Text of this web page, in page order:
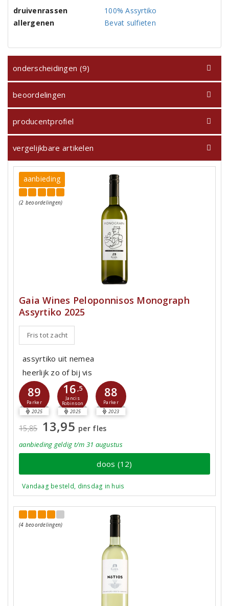
druivenrassen
100% Assyrtiko
allergenen
Bevat sulfieten
onderscheidingen (9)
beoordelingen
producentprofiel
vergelijkbare artikelen
aanbieding
(2 beoordelingen)
Gaia Wines Peloponnisos Monograph
Assyrtiko 2025
Fris tot zacht
assyrtiko uit nemea
heerlijk zo of bij vis
89
Parker
2025
16,5
Jancis
Robinson
2025
88
Parker
2023
15,85 13,95 per fles
aanbieding geldig t/m 31 augustus
doos (12)
Vandaag besteld, dinsdag in huis
(4 beoordelingen)